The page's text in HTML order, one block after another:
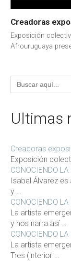
Creadoras
Exposición
Afrouruguaya
Buscar:
Ultimas
Creadoras
Exposición
CONOCIENDO
Isabel Álvarez
y …
CONOCIENDO
La artista
y nos narra así …
CONOCIENDO
La artista
Tres (interior …